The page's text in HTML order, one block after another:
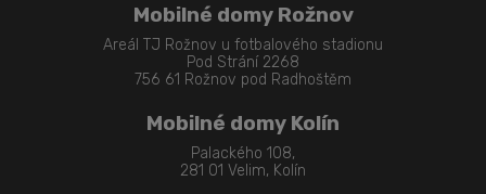
Mobilné domy Rožnov
Areál TJ Rožnov u fotbalového stadionu
Pod Strání 2268
756 61 Rožnov pod Radhoštěm
Mobilné domy Kolín
Palackého 108,
281 01 Velim, Kolín